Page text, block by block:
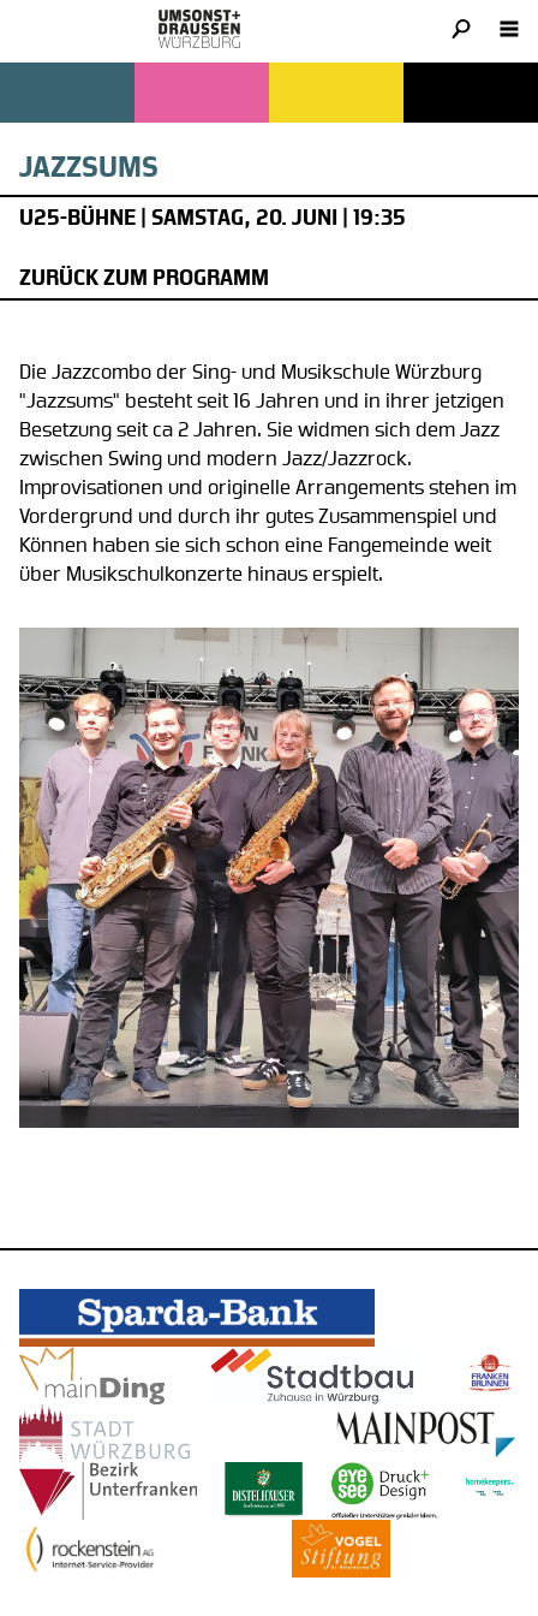
JAZZSUMS
U25-BÜHNE | SAMSTAG, 20. JUNI | 19:35
ZURÜCK ZUM PROGRAMM
Die Jazzcombo der Sing- und Musikschule Würzburg
"Jazzsums" besteht seit 16 Jahren und in ihrer jetzigen
Besetzung seit ca 2 Jahren. Sie widmen sich dem Jazz
zwischen Swing und modern Jazz/Jazzrock.
Improvisationen und originelle Arrangements stehen im
Vordergrund und durch ihr gutes Zusammenspiel und
Können haben sie sich schon eine Fangemeinde weit
über Musikschulkonzerte hinaus erspielt.